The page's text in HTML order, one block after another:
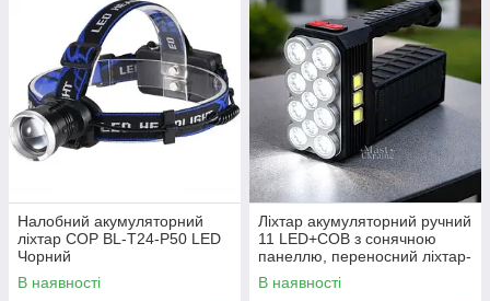
Налобний акумуляторний
ліхтар COP BL-T24-P50 LED
Чорний
В наявності
Ліхтар акумуляторний ручний
11 LED+COB з сонячною
панеллю, переносний ліхтар-
прожектор з 3 боковими
COB-панелями, LF-1780
В наявності